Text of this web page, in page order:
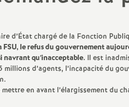
N
a
t
i
formation continue
disponibilités, temps
d’État chargé de la Fonction
FSU, le refus du gouvernement
qu’inacceptable. Il est
d’agents, l’incapacité du
en avant l’élargissement du